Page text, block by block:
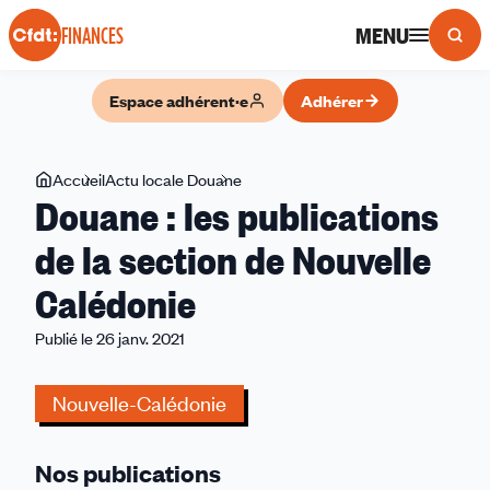
Panneau de gestion des cookies
FINANCES MENU
Espace adhérent·e Adhérer
Vous
êtes
ici
AccueilActu locale Douane
les
publications
Calédonie
Douane : les publications
de la section de Nouvelle
Calédonie
Publié le 26 janv. 2021
Nouvelle-Calédonie
Nos publications